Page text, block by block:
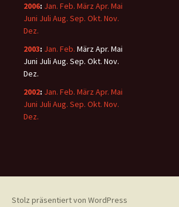
2006: Jan. Feb. März Apr. Mai
Juni Juli Aug. Sep. Okt. Nov.
Dez.
2003: Jan. Feb. MärzApr. Mai
Juni Juli Aug. Sep. Okt. Nov.
Dez.
2002: Jan. Feb. März Apr. Mai
Juni Juli Aug. Sep. Okt. Nov.
Dez.
Stolz präsentiert von WordPress